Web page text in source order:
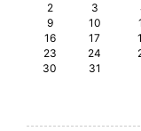
2
3
9
10
16
17
23
24
30
31